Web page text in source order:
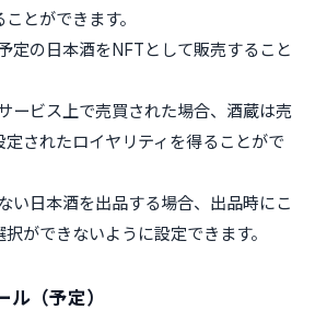
とができます。
定の日本酒をNFTとして販売すること
ービス上で売買された場合、酒蔵は売
定されたロイヤリティを得ることがで
い日本酒を出品する場合、出品時にこ
ができないように設定できます。
（予定）